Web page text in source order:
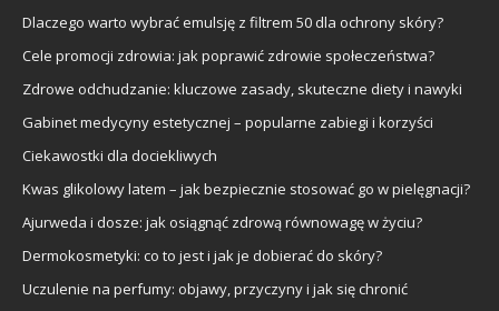
Dlaczego warto wybrać emulsję z filtrem 50 dla ochrony skóry?
Cele promocji zdrowia: jak poprawić zdrowie społeczeństwa?
Zdrowe odchudzanie: kluczowe zasady, skuteczne diety i nawyki
Gabinet medycyny estetycznej – popularne zabiegi i korzyści
Ciekawostki dla dociekliwych
Kwas glikolowy latem – jak bezpiecznie stosować go w pielęgnacji?
Ajurweda i dosze: jak osiągnąć zdrową równowagę w życiu?
Dermokosmetyki: co to jest i jak je dobierać do skóry?
Uczulenie na perfumy: objawy, przyczyny i jak się chronić